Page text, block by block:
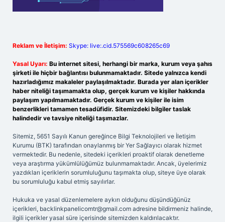
Reklam ve İletişim: Skype: live:.cid.575569c608265c69
Yasal Uyarı: Bu internet sitesi, herhangi bir marka, kurum veya şahıs
şirketi ile hiçbir bağlantısı bulunmamaktadır. Sitede yalnızca kendi
hazırladığımız makaleler paylaşılmaktadır. Burada yer alan içerikler
haber niteliği taşımamakta olup, gerçek kurum ve kişiler hakkında
paylaşım yapılmamaktadır. Gerçek kurum ve kişiler ile isim
benzerlikleri tamamen tesadüfidir. Sitemizdeki bilgiler taslak
halindedir ve tavsiye niteliği taşımazlar.
Sitemiz, 5651 Sayılı Kanun gereğince Bilgi Teknolojileri ve İletişim
Kurumu (BTK) tarafından onaylanmış bir Yer Sağlayıcı olarak hizmet
vermektedir. Bu nedenle, sitedeki içerikleri proaktif olarak denetleme
veya araştırma yükümlülüğümüz bulunmamaktadır. Ancak, üyelerimiz
yazdıkları içeriklerin sorumluluğunu taşımakta olup, siteye üye olarak
bu sorumluluğu kabul etmiş sayılırlar.
Hukuka ve yasal düzenlemelere aykırı olduğunu düşündüğünüz
içerikleri, backlinkpanelicomtr@gmail.com adresine bildirmeniz halinde,
ilgili içerikler yasal süre içerisinde sitemizden kaldırılacaktır.